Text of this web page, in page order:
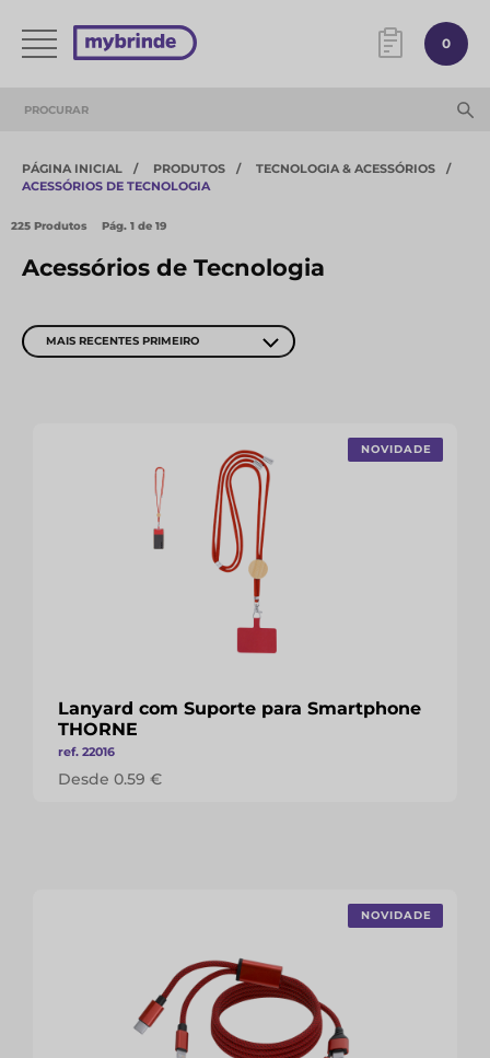
0
PÁGINA INICIAL PRODUTOS
TECNOLOGIA & ACESSÓRIOS​
ACESSÓRIOS DE TECNOLOGIA
225 Produtos Pág. 1 de 19
Acessórios de Tecnologia
MAIS RECENTES PRIMEIRO
NOVIDADE
Lanyard com Suporte para Smartphone
THORNE
ref. 22016
Desde 0.59 €
NOVIDADE